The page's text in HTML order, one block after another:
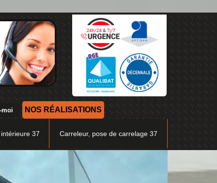
NOS RÉALISATIONS
37 Carreleur, pose de carrelage 37